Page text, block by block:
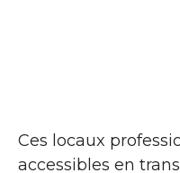
Ces locaux
accessibles en